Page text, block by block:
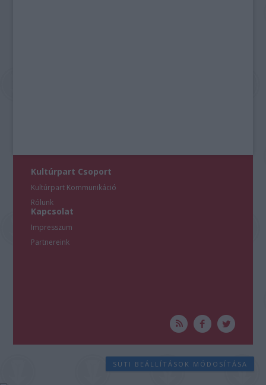
Kultúrpart Csoport
Kultúrpart Kommunikáció
Rólunk
Kapcsolat
Impresszum
Partnereink
SÜTI BEÁLLÍTÁSOK MÓDOSÍTÁSA